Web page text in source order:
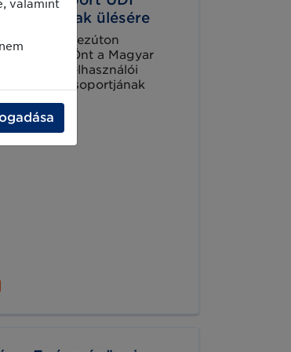
ülésére
ezúton
meghívja Önt a Magyar
Felhasználói
munkacsoportjának
szeptemberi ülésére.
valamint